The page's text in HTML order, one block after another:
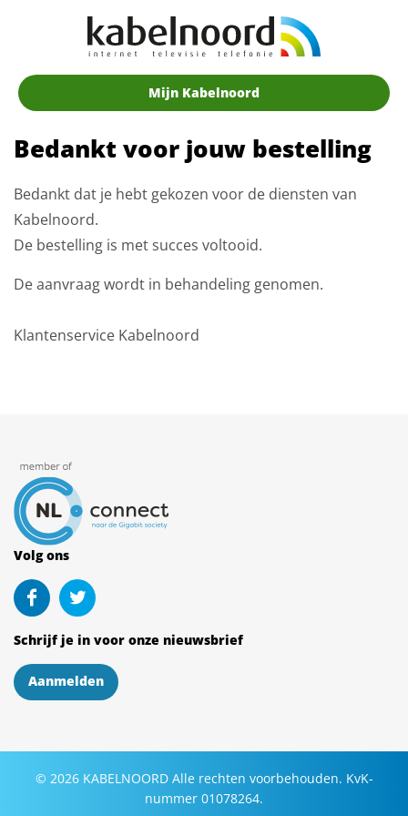
Mijn Kabelnoord
Bedankt voor jouw bestelling
Bedankt dat je hebt gekozen voor de diensten van
Kabelnoord.
De bestelling is met succes voltooid.
De aanvraag wordt in behandeling genomen.
Klantenservice Kabelnoord
Volg ons
Schrijf je in voor onze nieuwsbrief
Aanmelden
© 2026 KABELNOORDAlle rechten voorbehouden. KvK-
nummer 01078264.